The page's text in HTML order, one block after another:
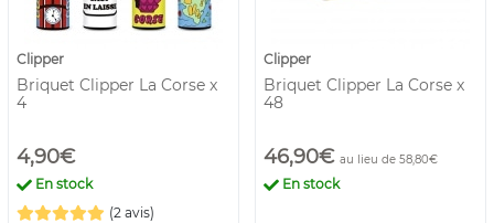
Clipper
Briquet Clipper La Corse x
4
4,90€
En stock
(2 avis)
Clipper
Briquet Clipper La Corse x
48
46,90€ au lieu de 58,80€
En stock